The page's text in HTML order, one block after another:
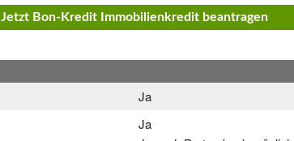
Jetzt Bon-Kredit Immobilienkredit beantragen
Ja
Ja